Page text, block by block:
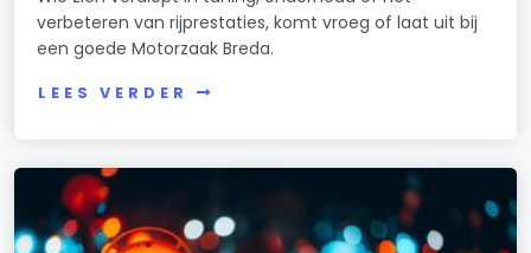
verbeteren van rijprestaties, komt vroeg of laat uit bij
een goede Motorzaak Breda.
LEES VERDER